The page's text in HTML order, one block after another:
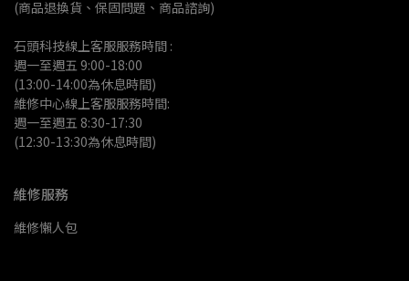
(商品退換貨、保固問題、商品諮詢)
石頭科技線上客服服務時間 :
週一至週五 9:00-18:00
(13:00-14:00為休息時間)
維修中心線上客服服務時間:
週一至週五 8:30-17:30
(12:30-13:30為休息時間)
維修服務
維修懶人包